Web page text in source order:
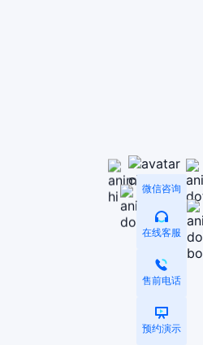
微信咨询
在线客服
售前电话
预约演示